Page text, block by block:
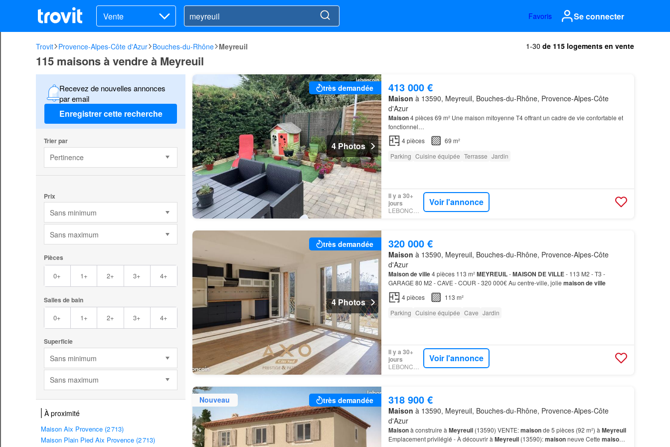
Vente Favoris Se connecter
Trovit Provence-Alpes-Côte d'Azur Bouches-du-Rhône Meyreuil 1-30 de 115 logements en vente
115 maisons à vendre à Meyreuil
Recevez de nouvelles annonces
par email
Enregistrer cette recherche
Trier par
Pertinence
Prix
Sans minimum
Sans maximum
Pièces
0+ 1+ 2+ 3+ 4+
Salles de bain
0+ 1+ 2+ 3+ 4+
Superficie
Sans minimum
Sans maximum
À proximité
Maison Aix Provence (2 713)
Maison Plain Pied Aix Provence (2 713)
très demandée
4 Photos
413 000 €
Maison à 13590, Meyreuil, Bouches-du-Rhône, Provence-Alpes-Côte
d'Azur
Maison4 pièces 69 m² Une maison mitoyenne T4 offrant un cadre de vie confortable et
fonctionnel…
4pièces
69 m²
Parking Cuisine équipée Terrasse Jardin
Il y a 30+
jours
LEBONCOIN
Voir l'annonce
très demandée
4 Photos
320 000 €
Maison à 13590, Meyreuil, Bouches-du-Rhône, Provence-Alpes-Côte
d'Azur
Maison de ville4 pièces 113 m²MEYREUIL-MAISON DE VILLE- 113 M2 - T3 -
GARAGE 80 M2 - CAVE - COUR - 320 000€ Au centre-ville, jolie maison de ville
4pièces
113 m²
Parking Cuisine équipée Cave Jardin
Il y a 30+
jours
LEBONCOIN
Voir l'annonce
Nouveau très demandée 318 900 €
Maison à 13590, Meyreuil, Bouches-du-Rhône, Provence-Alpes-Côte
d'Azur
Maisonà construire à Meyreuil(13590) VENTE:maisonde 5 pièces (92 m²) à Meyreuil
Emplacement privilégié - À découvrir à Meyreuil(13590):maisonneuve Cette maison